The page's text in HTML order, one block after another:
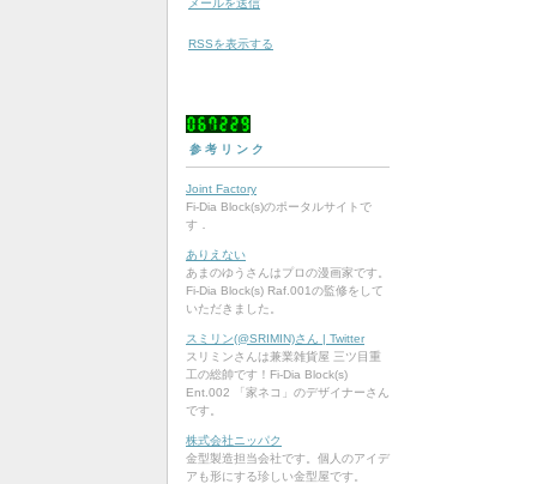
メールを送信
RSSを表示する
0 6 7 2 2
参考リンク
Joint Factory
Fi-Dia Block(s)のポータルサイトで
す．
ありえない
あまのゆうさんはプロの漫画家です。
Fi-Dia Block(s) Raf.001の監修をして
いただきました。
スミリン(@SRIMIN)さん | Twitter
スリミンさんは兼業雑貨屋 三ツ目重
工の総帥です！Fi-Dia Block(s)
Ent.002 「家ネコ」のデザイナーさん
です。
株式会社ニッパク
金型製造担当会社です。個人のアイデ
アも形にする珍しい金型屋です。